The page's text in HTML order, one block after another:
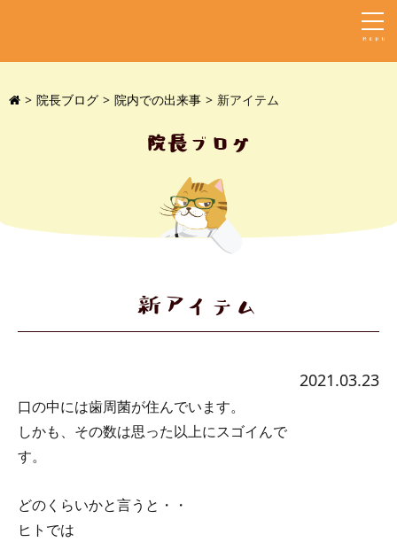
MENU
院長ブログ 院内での出来事 新アイテム
院長ブログ
新アイテム
2021.03.23
口の中には歯周菌が住んでいます。
しかも、その数は思った以上にスゴイんで
す。
どのくらいかと言うと・・
ヒトでは